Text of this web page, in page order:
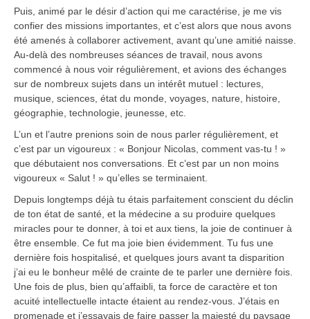
Puis, animé par le désir d’action qui me caractérise, je me vis
confier des missions importantes, et c’est alors que nous avons
été amenés à collaborer activement, avant qu’une amitié naisse.
Au-delà des nombreuses séances de travail, nous avons
commencé à nous voir régulièrement, et avions des échanges
sur de nombreux sujets dans un intérêt mutuel : lectures,
musique, sciences, état du monde, voyages, nature, histoire,
géographie, technologie, jeunesse, etc.
L’un et l’autre prenions soin de nous parler régulièrement, et
c’est par un vigoureux : « Bonjour Nicolas, comment vas-tu ! »
que débutaient nos conversations. Et c’est par un non moins
vigoureux « Salut ! » qu’elles se terminaient.
Depuis longtemps déjà tu étais parfaitement conscient du déclin
de ton état de santé, et la médecine a su produire quelques
miracles pour te donner, à toi et aux tiens, la joie de continuer à
être ensemble. Ce fut ma joie bien évidemment. Tu fus une
dernière fois hospitalisé, et quelques jours avant ta disparition
j’ai eu le bonheur mêlé de crainte de te parler une dernière fois.
Une fois de plus, bien qu’affaibli, ta force de caractère et ton
acuité intellectuelle intacte étaient au rendez-vous. J’étais en
promenade et j’essayais de faire passer la majesté du paysage